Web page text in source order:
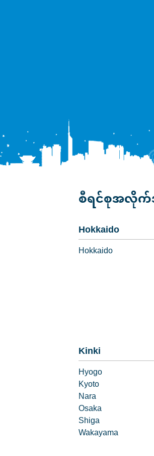
စီရင်စုအလိုက်အ
Hokkaido
Hokkaido
Kinki
Hyogo
Kyoto
Nara
Osaka
Shiga
Wakayama